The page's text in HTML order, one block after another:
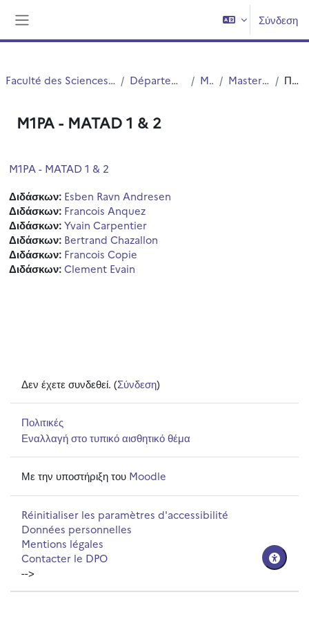
Σύνδεση
Faculté des Sciences et Technologies (FST) Département Physique Master Master 1 Physique Περίληψη
M1PA - MATAD 1 & 2
M1PA - MATAD 1 & 2
Διδάσκων: Esben Ravn Andresen
Διδάσκων: Francois Anquez
Διδάσκων:Yvain Carpentier
Διδάσκων: Bertrand Chazallon
Διδάσκων: Francois Copie
Διδάσκων:Clement Evain
Δεν έχετε συνδεθεί. (Σύνδεση)
Πολιτικές
Εναλλαγή στο τυπικό αισθητικό θέμα
Με την υποστήριξη του Moodle
Réinitialiser les paramètres d'accessibilité
Données personnelles
Mentions légales
Contacter le DPO
-->